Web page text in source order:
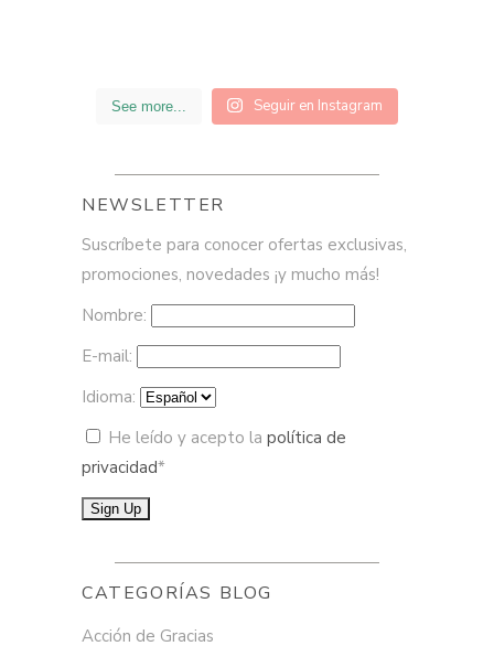
See more... Seguir en Instagram
NEWSLETTER
Suscríbete para conocer ofertas exclusivas,
promociones, novedades ¡y mucho más!
Nombre:
E-mail:
Idioma:
He leído y acepto la política de
privacidad*
CATEGORÍAS BLOG
Acción de Gracias